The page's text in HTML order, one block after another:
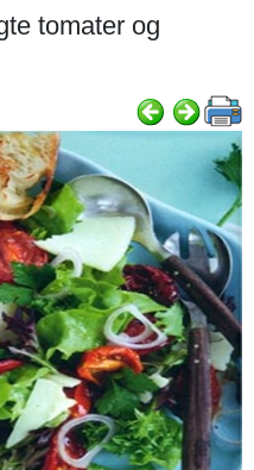
tomater og